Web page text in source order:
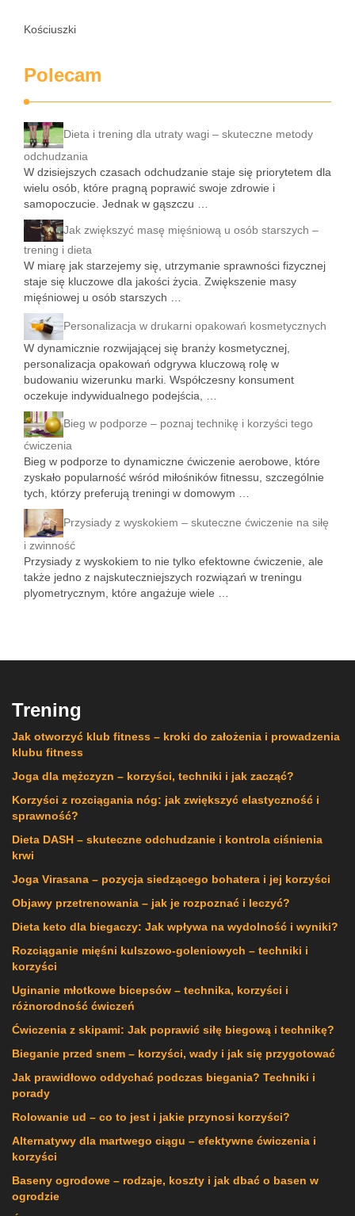
Kościuszki
Polecam
Dieta i trening dla utraty wagi – skuteczne metody
odchudzania
W dzisiejszych czasach odchudzanie staje się priorytetem dla
wielu osób, które pragną poprawić swoje zdrowie i
samopoczucie. Jednak w gąszczu …
Jak zwiększyć masę mięśniową u osób starszych –
trening i dieta
W miarę jak starzejemy się, utrzymanie sprawności fizycznej
staje się kluczowe dla jakości życia. Zwiększenie masy
mięśniowej u osób starszych …
Personalizacja w drukarni opakowań kosmetycznych
W dynamicznie rozwijającej się branży kosmetycznej,
personalizacja opakowań odgrywa kluczową rolę w
budowaniu wizerunku marki. Współczesny konsument
oczekuje indywidualnego podejścia, …
Bieg w podporze – poznaj technikę i korzyści tego
ćwiczenia
Bieg w podporze to dynamiczne ćwiczenie aerobowe, które
zyskało popularność wśród miłośników fitnessu, szczególnie
tych, którzy preferują treningi w domowym …
Przysiady z wyskokiem – skuteczne ćwiczenie na siłę
i zwinność
Przysiady z wyskokiem to nie tylko efektowne ćwiczenie, ale
także jedno z najskuteczniejszych rozwiązań w treningu
plyometrycznym, które angażuje wiele …
Trening
Jak otworzyć klub fitness – kroki do założenia i prowadzenia
klubu fitness
Joga dla mężczyzn – korzyści, techniki i jak zacząć?
Korzyści z rozciągania nóg: jak zwiększyć elastyczność i
sprawność?
Dieta DASH – skuteczne odchudzanie i kontrola ciśnienia
krwi
Joga Virasana – pozycja siedzącego bohatera i jej korzyści
Objawy przetrenowania – jak je rozpoznać i leczyć?
Dieta keto dla biegaczy: Jak wpływa na wydolność i wyniki?
Rozciąganie mięśni kulszowo-goleniowych – techniki i
korzyści
Uginanie młotkowe bicepsów – technika, korzyści i
różnorodność ćwiczeń
Ćwiczenia z skipami: Jak poprawić siłę biegową i technikę?
Bieganie przed snem – korzyści, wady i jak się przygotować
Jak prawidłowo oddychać podczas biegania? Techniki i
porady
Rolowanie ud – co to jest i jakie przynosi korzyści?
Alternatywy dla martwego ciągu – efektywne ćwiczenia i
korzyści
Baseny ogrodowe – rodzaje, koszty i jak dbać o basen w
ogrodzie